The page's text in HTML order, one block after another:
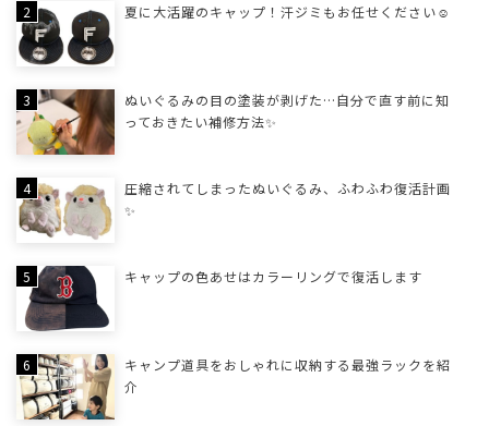
夏に大活躍のキャップ！汗ジミもお任せください☺
ぬいぐるみの目の塗装が剥げた…自分で直す前に知
っておきたい補修方法✨
圧縮されてしまったぬいぐるみ、ふわふわ復活計画
✨
キャップの色あせはカラーリングで復活します
キャンプ道具をおしゃれに収納する最強ラックを紹
介